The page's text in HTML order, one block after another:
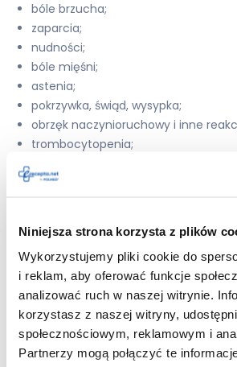
Niniejsza strona korzysta z plików
Wykorzystujemy pliki cookie do
i reklam, aby oferować funkcje
analizować ruch w naszej witrynie.
korzystasz z naszej witryny,
społecznościowym, reklamowym i
Partnerzy mogą połączyć te
bóle brzucha;
zaparcia;
nudności;
bóle mięśni;
astenia;
pokrzywka, świąd, wysypka;
obrzęk naczynioruchowy i inne
trombocytopenia;
zwiększenie aktywności
zespół toczniopodobny;
zerwanie mięśnia;
utrata pamięci;
polineuropatia;
zapalenie wątroby;
żółtaczka;
ginekomastia;